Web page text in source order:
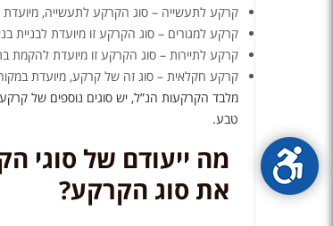
קרקע לתעשייה – סוג הקרקע לתעשייה,
קרקע למגורים – סוג הקרקע זו מיועדת לבניית
קרקע לתיירות – סוג הקרקע זו מיועדת להקמת
קרקע חקלאית – סוג זה של קרקע, מיועדת
מלבד הקרקעות הנ”ל, יש סוגים נוספים של
טבע.
מה ייעודם של סוגי
את סוג הקרקע?